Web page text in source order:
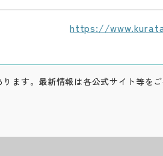
https://
ます。最新情報は各公式サイト等をご